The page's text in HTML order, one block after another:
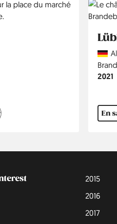
Année
2021
En
2015
2016
2017